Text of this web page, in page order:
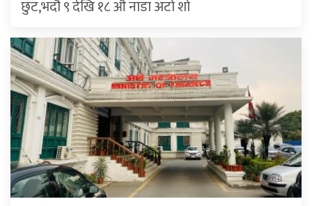
छुट,भदौ ९ देखि १८ औँ नाडा अटो शो